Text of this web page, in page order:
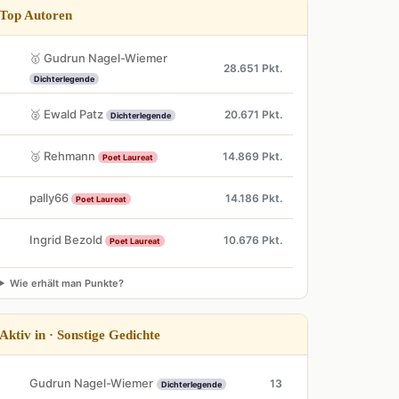
Top Autoren
🥇 Gudrun Nagel-Wiemer
Dichterlegende
28.651 Pkt.
🥈 Ewald Patz Dichterlegende 20.671 Pkt.
🥉 Rehmann Poet Laureat 14.869 Pkt.
pally66 Poet Laureat 14.186 Pkt.
Ingrid Bezold Poet Laureat 10.676 Pkt.
Wie erhält man Punkte?
Aktiv in · Sonstige Gedichte
Gudrun Nagel-Wiemer Dichterlegende 13